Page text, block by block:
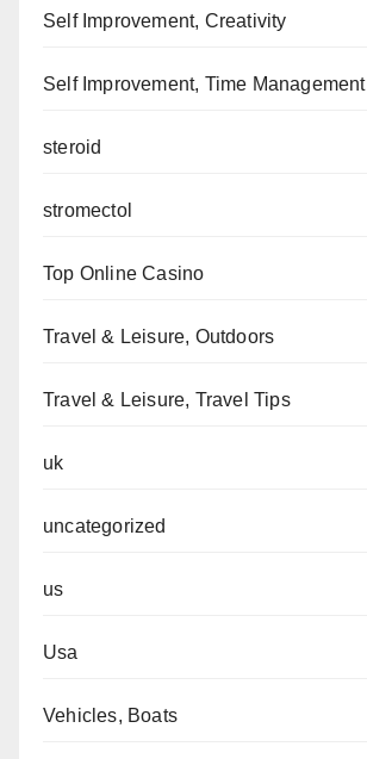
Self Improvement, Creativity
Self Improvement, Time Management
steroid
stromectol
Top Online Casino
Travel & Leisure, Outdoors
Travel & Leisure, Travel Tips
uk
uncategorized
us
Usa
Vehicles, Boats